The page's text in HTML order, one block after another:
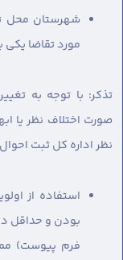
شهرستان محل
مورد تقاضا یکی
تذکر: با توجه به
صورت اختلاف نظر یا
نظر اداره کل ثبت
استفاده از
بودن و حداقل
فرم پیوست)